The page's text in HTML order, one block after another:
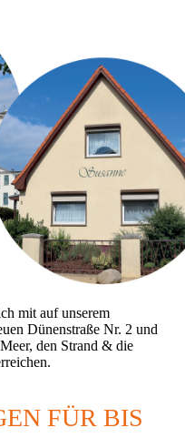
mit auf unserem
Dünenstraße Nr. 2 und
den Strand & die
FÜR BIS